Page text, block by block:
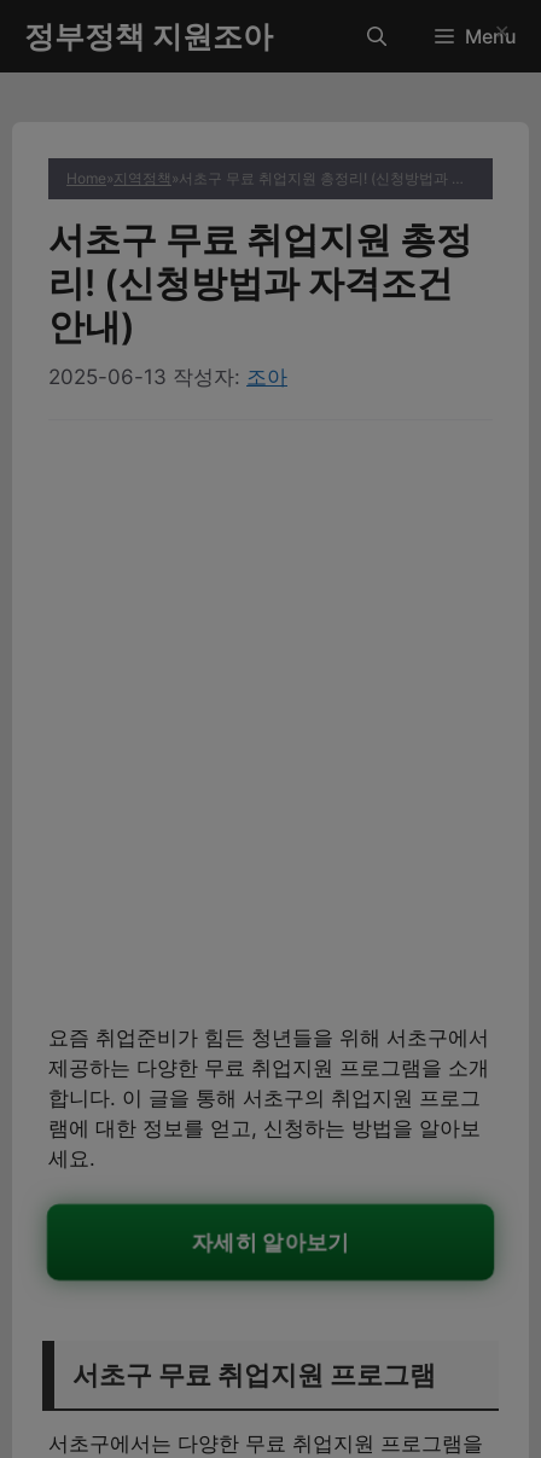
츠
정부정책 지원조아 Menu
Home»지역정책 » 서초구 무료 취업지원 총정리! (신청방법과 자격조건 안내)
서초구 무료 취업지원 총정
리! (신청방법과 자격조건
안내)
2025-06-13 작성자: 조아
요즘 취업준비가 힘든 청년들을 위해 서초구에서
제공하는 다양한 무료 취업지원 프로그램을 소개
합니다. 이 글을 통해 서초구의 취업지원 프로그
램에 대한 정보를 얻고, 신청하는 방법을 알아보
세요.
자세히 알아보기
서초구 무료 취업지원 프로그램
서초구에서는 다양한 무료 취업지원 프로그램을
✕